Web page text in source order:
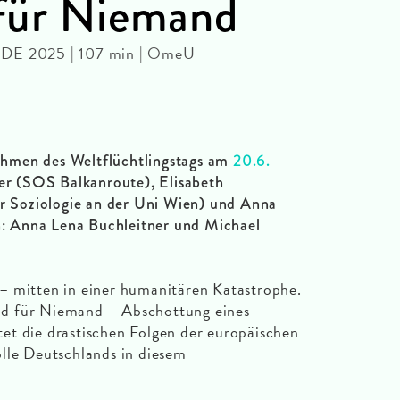
Niemand
2025 | 107 min | OmeU
des Weltflüchtlingstags am20.6.
(SOS Balkanroute), Elisabeth
an der Uni Wien) und Anna
Lena Buchleitner und Michael
mitten in einer humanitären Katastrophe.
für Niemand – Abschottung eines
die drastischen Folgen der europäischen
Deutschlands in diesem